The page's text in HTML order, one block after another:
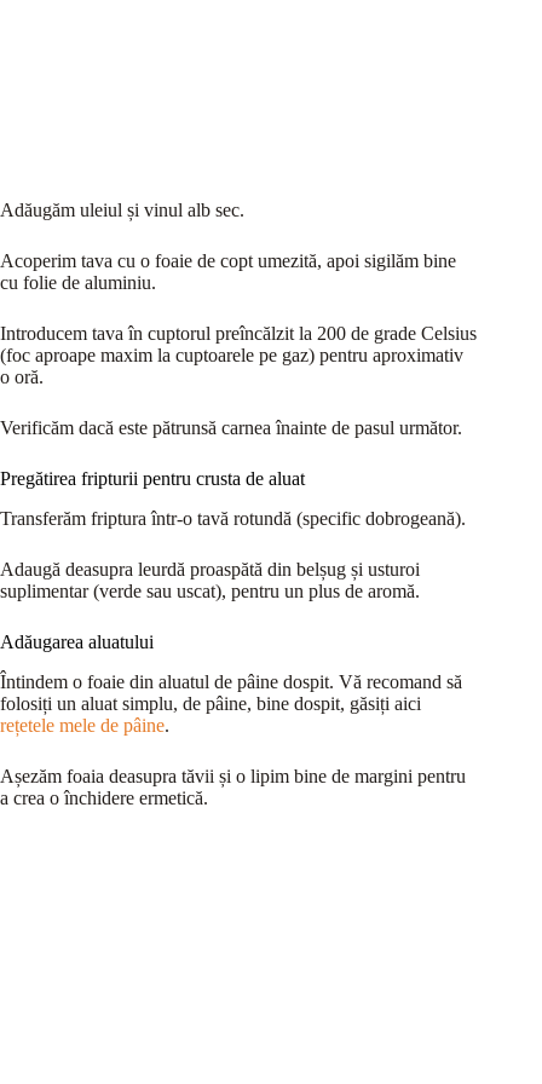
Adăugăm uleiul și vinul alb sec.
Acoperim tava cu o foaie de copt umezită, apoi sigilăm bine
cu folie de aluminiu.
Introducem tava în cuptorul preîncălzit la 200 de grade Celsius
(foc aproape maxim la cuptoarele pe gaz) pentru aproximativ
o oră.
Verificăm dacă este pătrunsă carnea înainte de pasul următor.
Pregătirea fripturii pentru crusta de aluat
Transferăm friptura într-o tavă rotundă (specific dobrogeană).
Adaugă deasupra leurdă proaspătă din belșug și usturoi
suplimentar (verde sau uscat), pentru un plus de aromă.
Adăugarea aluatului
Întindem o foaie din aluatul de pâine dospit. Vă recomand să
folosiți un aluat simplu, de pâine, bine dospit, găsiți aici
rețetele mele de pâine.
Așezăm foaia deasupra tăvii și o lipim bine de margini pentru
a crea o închidere ermetică.